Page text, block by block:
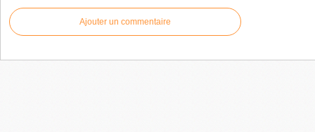
Ajouter un commentaire